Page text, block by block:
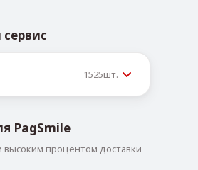
1525шт.
PagSmile
процентом доставки